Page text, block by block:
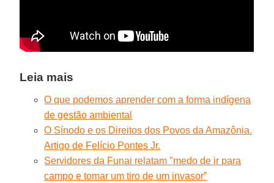
Leia mais
O que podemos aprender com a forma indígena
de gestão ambiental
O Sínodo e os Direitos dos Povos da Amazônia.
Artigo de Felício Pontes Jr.
Servidores da Funai relatam "medo de ir para
campo e tomar um tiro de um invasor”